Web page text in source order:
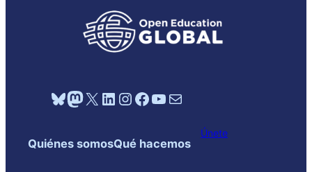
Bluesky
Mastodon
X LinkedIn
Instagram
Facebook
YouTube
Mail
Quiénes somosQué hacemos
Únete